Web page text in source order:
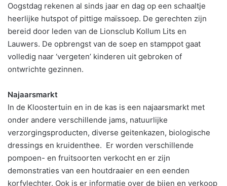
Oogstdag rekenen al sinds jaar en dag op een schaaltje
heerlijke hutspot of pittige maïssoep. De gerechten zijn
bereid door leden van de Lionsclub Kollum Lits en
Lauwers. De opbrengst van de soep en stamppot gaat
volledig naar ‘vergeten’ kinderen uit gebroken of
ontwrichte gezinnen.
Najaarsmarkt
In de Kloostertuin en in de kas is een najaarsmarkt met
onder andere verschillende jams, natuurlijke
verzorgingsproducten, diverse geitenkazen, biologische
dressings en kruidenthee. Er worden verschillende
pompoen- en fruitsoorten verkocht en er zijn
demonstraties van een houtdraaier en een eenden
korfvlechter. Ook is er informatie over de bijen en verkoop